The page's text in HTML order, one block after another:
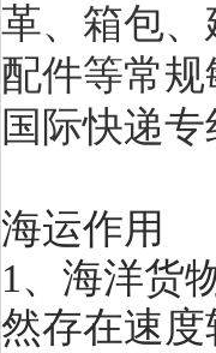
革、箱包
配件等常
国际快递
海运作用
1、海洋货
然存在速